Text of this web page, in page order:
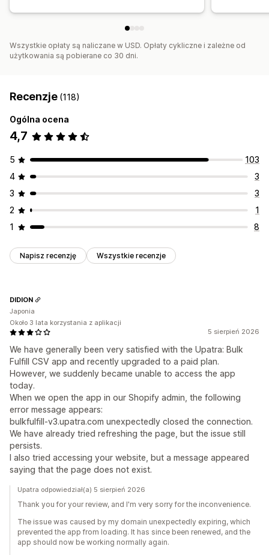
Wszystkie opłaty są naliczane w USD. Opłaty cykliczne i zależne od
użytkowania są pobierane co 30 dni.
Recenzje (118)
Ogólna ocena
4,7
5
103
4
3
3
3
2
1
1
8
Napisz recenzję Wszystkie recenzje
5 sierpień 2026
We have generally been very satisfied with the Upatra: Bulk
Fulfill CSV app and recently upgraded to a paid plan.
However, we suddenly became unable to access the app
today.
When we open the app in our Shopify admin, the following
error message appears:
bulkfulfill-v3.upatra.com unexpectedly closed the connection.
We have already tried refreshing the page, but the issue still
persists.
I also tried accessing your website, but a message appeared
saying that the page does not exist.
DIDION
Japonia
Około 3 lata korzystania z aplikacji
Upatra odpowiedział(a) 5 sierpień 2026
Thank you for your review, and I'm very sorry for the inconvenience.
The issue was caused by my domain unexpectedly expiring, which
prevented the app from loading. It has since been renewed, and the
app should now be working normally again.